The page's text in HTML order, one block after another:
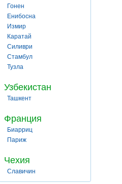
Гонен
Енибосна
Измир
Каратай
Силиври
Стамбул
Тузла
Узбекистан
Ташкент
Франция
Биарриц
Париж
Чехия
Славичин